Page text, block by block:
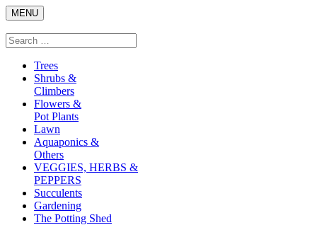
Skip
to
content
MENU
Search
Search
for:
Trees
Shrubs &
Climbers
Flowers &
Pot Plants
Lawn
Aquaponics &
Others
VEGGIES, HERBS &
PEPPERS
Succulents
Gardening
The Potting Shed